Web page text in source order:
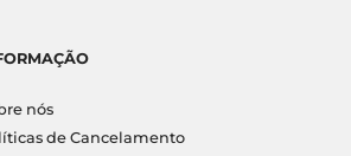
nós
de Cancelamento